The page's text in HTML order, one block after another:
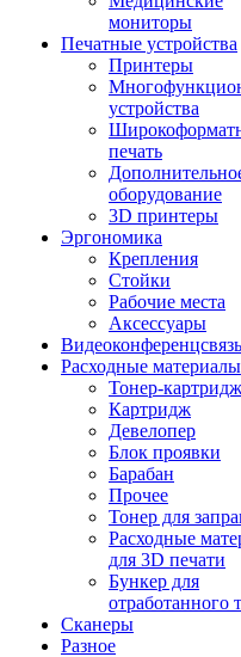
мониторы
Печатные устройства
Принтеры
устройства
печать
оборудование
3D принтеры
Эргономика
Крепления
Стойки
Рабочие места
Аксессуары
Видеоконференцсвязь
Расходные материалы
Тонер-картридж
Картридж
Девелопер
Блок проявки
Барабан
Прочее
Тонер для
Расходные
для 3D печати
Бункер для
отработанного
Сканеры
Разное